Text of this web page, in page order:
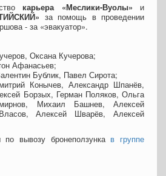
карьера «Меслики-Вуолы» и
за помощь в проведении
- за «эвакуатор».
Оксана Кучерова;
Афанасьев;
Бублик, Павел Сирота;
Конычев, Александр Шпанёв,
Борзых, Герман Поляков, Ольга
Михаил Башнев, Алексей
Алексей Шварёв, Алексей
по вывозу бронеползунка в группе